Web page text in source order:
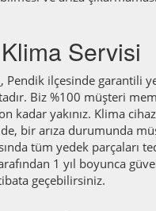
Servisi
, Pendik ilçesinde garantili
Biz %100 müşteri
kadar yakınız. Klima
bir arıza durumunda
tüm yedek parçaları
1 yıl boyunca
geçebilirsiniz.